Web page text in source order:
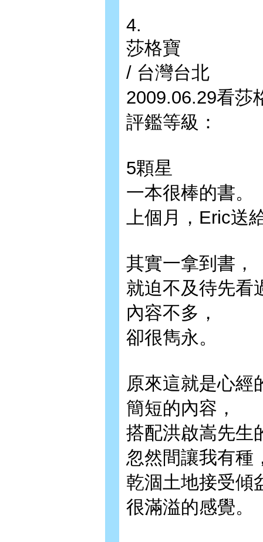
4.
莎格寶
/ 台灣台北
2009.06.29看莎
評鑑等級：
5顆星
一本很棒的書。
上個月，Eric送
其實一拿到書，
就迫不及待先看
內容不多，
卻很雋永。
原來這就是心經
簡短的內容，
搭配洪啟嵩先生
忽然間讓我有種
乾涸土地接受傾
很滿溢的感覺。